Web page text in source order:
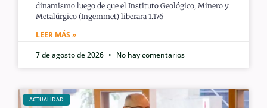
dinamismo luego de que el Instituto Geológico, Minero y
Metalúrgico (Ingemmet) liberara 1.176
LEER MÁS »
7 de agosto de 2026
No hay comentarios
ACTUALIDAD